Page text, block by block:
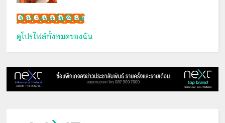
เน็กซ์ วรพล ลิ่มศิริวงศ์
ดูโปรไฟล์ทั้งหมดของฉัน